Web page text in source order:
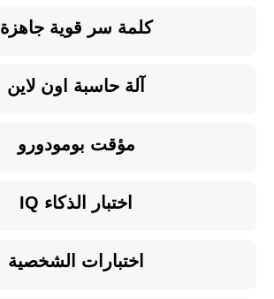
كلمة سر قوية جاهزة
آلة حاسبة اون لاين
مؤقت بومودورو
اختبار الذكاء IQ
اختبارات الشخصية